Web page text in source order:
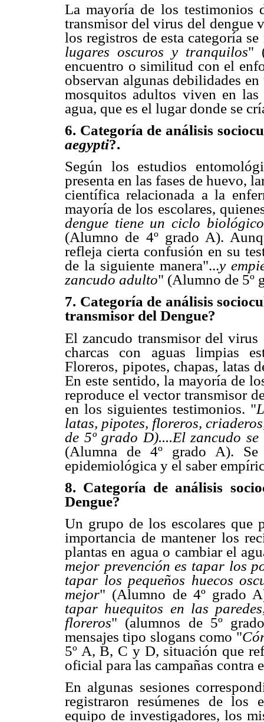
La mayoría de los testimonios
transmisor del virus del dengue
los registros de esta categoría
lugares oscuros y tranquilos"
encuentro o similitud con el
observan algunas debilidades
mosquitos adultos viven en
agua, que es el lugar donde se
6. Categoría de análisis
aegypti?.
Según los estudios
presenta en las fases de huevo,
científica relacionada a la
mayoría de los escolares,
dengue tiene un ciclo
(Alumno de 4º grado A).
refleja cierta confusión en su
de la siguiente manera"...y
zancudo adulto" (Alumno de 5º
7. Categoría de análisis
transmisor del Dengue?
El zancudo transmisor del virus
charcas con aguas limpias
Floreros, pipotes, chapas, latas
En este sentido, la mayoría de
reproduce el vector transmisor
en los siguientes testimonios. "
latas, pipotes, floreros,
de 5º grado D)....El zancudo
(Alumna de 4º grado A).
epidemiológica y el saber
8. Categoría de análisis
Dengue?
Un grupo de los escolares que
importancia de mantener los
plantas en agua o cambiar el
mejor prevención es tapar los
tapar los pequeños huecos
mejor" (Alumno de 4º grado
tapar huequitos en las
floreros" (alumnos de 5º
mensajes tipo slogans como "
5º A, B, C y D, situación que
oficial para las campañas contra
En algunas sesiones
registraron resúmenes de los
equipo de investigadores, los